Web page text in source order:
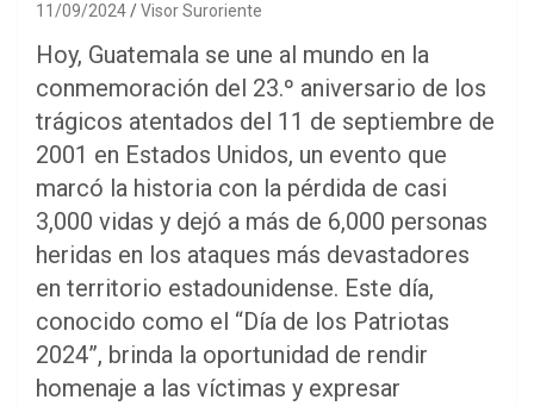
11/09/2024 Visor Suroriente
Hoy, Guatemala se une al mundo en la
conmemoración del 23.º aniversario de los
trágicos atentados del 11 de septiembre de
2001 en Estados Unidos, un evento que
marcó la historia con la pérdida de casi
3,000 vidas y dejó a más de 6,000 personas
heridas en los ataques más devastadores
en territorio estadounidense. Este día,
conocido como el “Día de los Patriotas
2024”, brinda la oportunidad de rendir
homenaje a las víctimas y expresar